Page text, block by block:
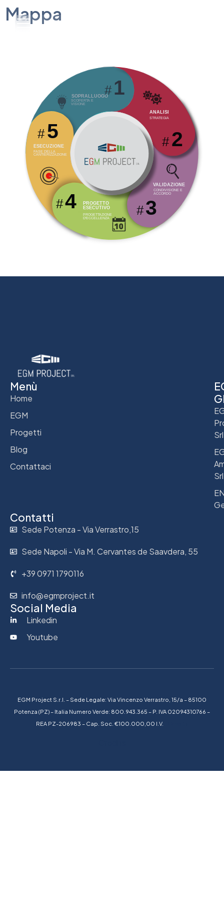
Mappa
Menù
Home
EGM
Progetti
Blog
Contattaci
Srl
Srl
Contatti
Sede Potenza - Via Verrastro,15
Sede Napoli - Via M. Cervantes de Saavdera, 55
+39 0971 1790116
info@egmproject.it
Social Media
Linkedin
Youtube
EGM Project S.r.l. – Sede Legale: Via Vincenzo Verrastro, 15/a – 85100
Potenza (PZ) – Italia Numero Verde: 800.943.365 – P. IVA 02094310766 –
REA PZ-206983 – Cap. Soc. €100.000,00 I.V.